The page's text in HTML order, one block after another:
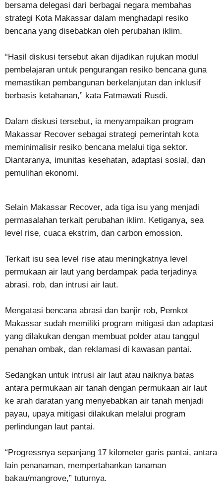
bersama delegasi dari berbagai negara membahas
strategi Kota Makassar dalam menghadapi resiko
bencana yang disebabkan oleh perubahan iklim.
“Hasil diskusi tersebut akan dijadikan rujukan modul
pembelajaran untuk pengurangan resiko bencana guna
memastikan pembangunan berkelanjutan dan inklusif
berbasis ketahanan,” kata Fatmawati Rusdi.
Dalam diskusi tersebut, ia menyampaikan program
Makassar Recover sebagai strategi pemerintah kota
meminimalisir resiko bencana melalui tiga sektor.
Diantaranya, imunitas kesehatan, adaptasi sosial, dan
pemulihan ekonomi.
Selain Makassar Recover, ada tiga isu yang menjadi
permasalahan terkait perubahan iklim. Ketiganya, sea
level rise, cuaca ekstrim, dan carbon emossion.
Terkait isu sea level rise atau meningkatnya level
permukaan air laut yang berdampak pada terjadinya
abrasi, rob, dan intrusi air laut.
Mengatasi bencana abrasi dan banjir rob, Pemkot
Makassar sudah memiliki program mitigasi dan adaptasi
yang dilakukan dengan membuat polder atau tanggul
penahan ombak, dan reklamasi di kawasan pantai.
Sedangkan untuk intrusi air laut atau naiknya batas
antara permukaan air tanah dengan permukaan air laut
ke arah daratan yang menyebabkan air tanah menjadi
payau, upaya mitigasi dilakukan melalui program
perlindungan laut pantai.
“Progressnya sepanjang 17 kilometer garis pantai, antara
lain penanaman, mempertahankan tanaman
bakau/mangrove,” tuturnya.